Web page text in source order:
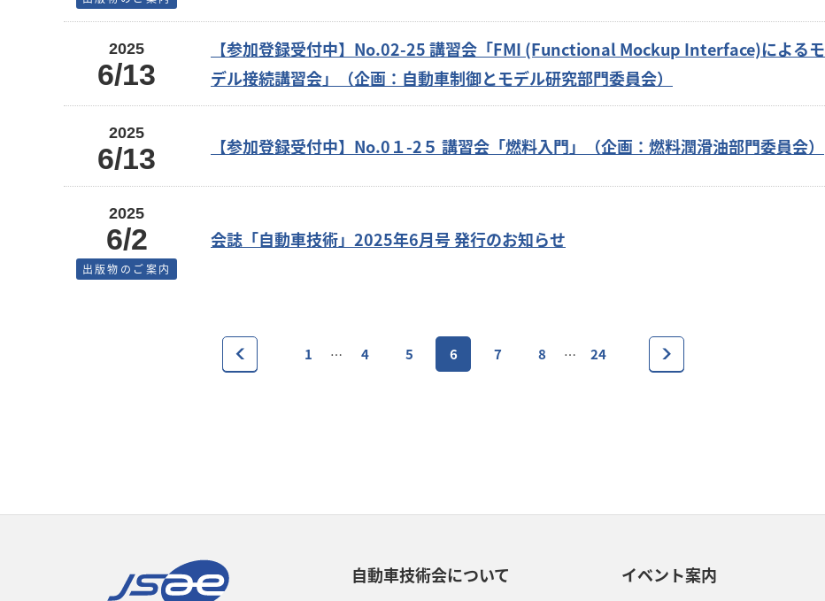
【参加登録受付中】No.02-25 講習会「FMI (Functional Mockup Interface)によるモ
デル接続講習会」（企画：自動車制御とモデル研究部門委員会）
2025
6/13
【参加登録受付中】No.0１-2５ 講習会「燃料入門」（企画：燃料潤滑油部門委員会）
2025
6/13
会誌「自動車技術」2025年6月号 発行のお知らせ
2025
6/2
出版物のご案内
1 … 4 5 6 7 8 … 24
自動車技術会について イベント案内